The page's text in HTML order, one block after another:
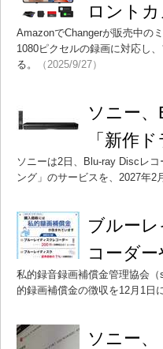
ロント
AmazonでChangerが販売中の
1080ピクセルの録画に対応し
る。
（2025/9/27）
ソニー
「新作
ソニーは2日、Blu-ray Discレ
ング」のサービスを、2027年2
ブルー
コーダ
私的録音録画補償金管理協会
的録画補償金の徴収を12月1日
ソニー